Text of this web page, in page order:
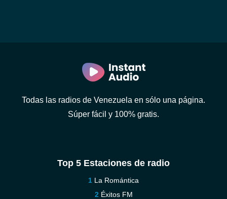
Todas las radios de Venezuela en sólo una página.
Súper fácil y 100% gratis.
Top 5 Estaciones de radio
La Romántica
Éxitos FM